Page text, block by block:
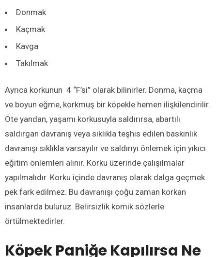
Donmak
Kaçmak
Kavga
Takılmak
Ayrıca korkunun 4 “F’si” olarak bilinirler. Donma, kaçma
ve boyun eğme, korkmuş bir köpekle hemen ilişkilendirilir.
Öte yandan, yaşamı korkusuyla saldırırsa, abartılı
saldırgan davranış veya sıklıkla teşhis edilen baskınlık
davranışı sıklıkla varsayılır ve saldırıyı önlemek için yıkıcı
eğitim önlemleri alınır. Korku üzerinde çalışılmalar
yapılmalıdır. Korku içinde davranış olarak dalga geçmek
pek fark edilmez. Bu davranışı çoğu zaman korkan
insanlarda buluruz. Belirsizlik komik sözlerle
örtülmektedirler.
Köpek Paniğe Kapılırsa Ne